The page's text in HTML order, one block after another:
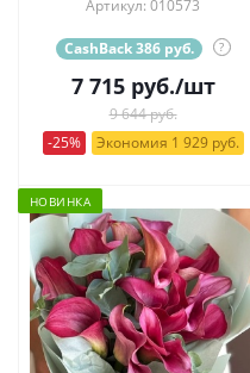
Артикул: 010573
CashBack 386 руб. ?
7 715руб./шт
9 644 руб.
-25%
Экономия 1 929 руб.
НОВИНКА